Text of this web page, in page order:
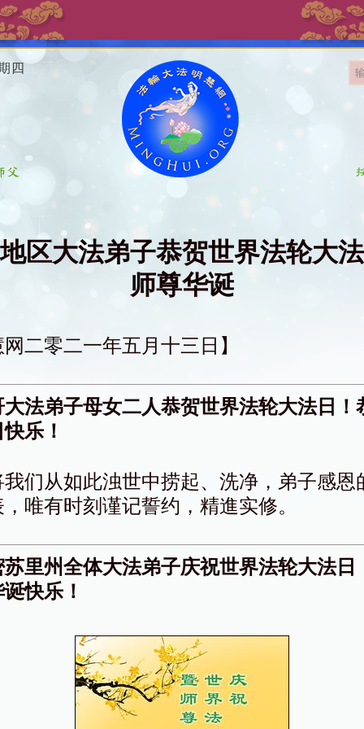
四
区大法弟子恭贺世界法轮大
师尊华诞
二零二一年五月十三日】
法弟子母女二人恭贺世界法轮大法日！
乐！
们从如此浊世中捞起、洗净，弟子感恩
唯有时刻谨记誓约，精進实修。
里州全体大法弟子庆祝世界法轮大法日
快乐！